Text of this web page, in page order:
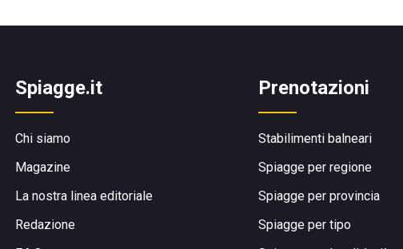
Spiagge.it
Chi siamo
Magazine
La nostra linea editoriale
Redazione
Prenotazioni
Stabilimenti balneari
Spiagge per regione
Spiagge per provincia
Spiagge per tipo